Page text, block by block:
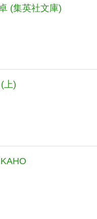
(集英社文庫)
上)